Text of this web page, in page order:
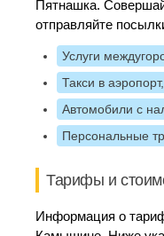
Пятнашка.
отправляйте
Услуги
Такси в
Автомобили с
Персональные
Тарифы и
Информация о